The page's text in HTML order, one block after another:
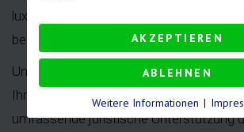
luxemburgischer Fonds und
benötigen, stehen wir Ihnen juristisch zur
Unsere internationale Boutique-
Ihnen als verlässlicher Partner zur Seite.
umfassende juristische Unterstützung
AKZEPTIEREN
ABLEHNEN
Weitere Informationen |